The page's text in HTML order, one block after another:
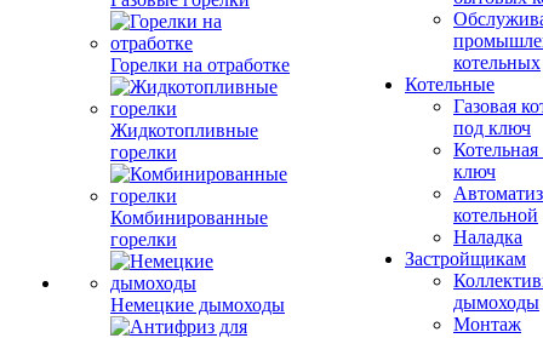
Горелки на отработке
Жидкотопливные
горелки
Комбинированные
горелки
Немецкие дымоходы
котельных
Котельные
Газовая
под ключ
ключ
котельной
Наладка
Застройщикам
дымоходы
Монтаж